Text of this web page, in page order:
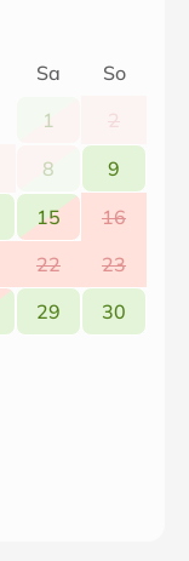
Sa
So
1
2
8
9
15
16
22
23
29
30